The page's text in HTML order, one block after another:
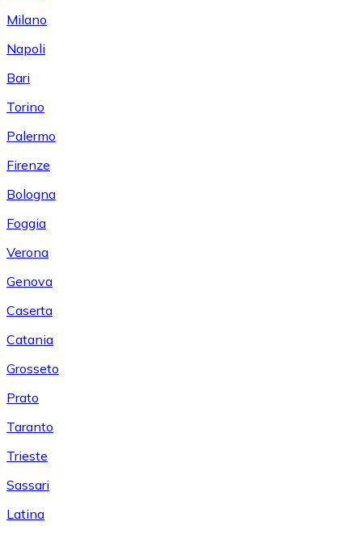
Milano
Napoli
Bari
Torino
Palermo
Firenze
Bologna
Foggia
Verona
Genova
Caserta
Catania
Grosseto
Prato
Taranto
Trieste
Sassari
Latina